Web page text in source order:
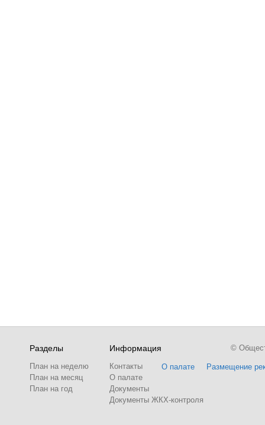
Разделы
План на неделю
План на месяц
План на год
Информация
Контакты
О палате
Документы
Документы ЖКХ-контроля
О палате Размещение
©